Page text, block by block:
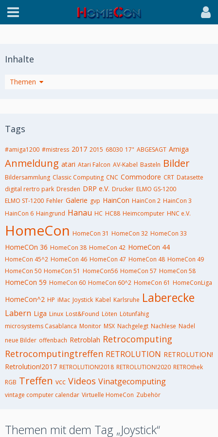
Inhalte
Themen
Tags
#amiga1200 #mistress 2017 2015 68030 17" ABGESAGT Amiga
Anmeldung atari Atari Falcon AV-Kabel Basteln Bilder
Bildersammlung Classic Computing CNC Commodore CRT Datasette
digital rertro park Dresden DRP e.V. Drucker ELMO GS-1200
ELMO ST-1200 Fehler Galerie gvp HainCon HainCon 2 HainCon 3
HainCon 6 Haingrund Hanau HC HC88 Heimcomputer HNC e.V.
HomeCon HomeCon 31 HomeCon 32 HomeCon 33
HomeCOn 36 HomeCon 38 HomeCon 42 HomeCon 44
HomeCon 45^2 HomeCon 46 HomeCon 47 HomeCon 48 HomeCon 49
HomeCon 50 HomeCon 51 HomeCon56 HomeCon 57 HomeCon 58
HomeCon 59 HomeCon 60 HomeCon 60^2 HomeCon 61 HomeConLiga
HomeCon^2 HP iMac Joystick Kabel Karlsruhe Laberecke
Labern Liga Linux Lost&Found Löten Lötunfähig
microsystems Casablanca Monitor MSX Nachgelegt Nachlese Nadel
neue Bilder offenbach Retroblah Retrocomputing
Retrocomputingtreffen RETROLUTION RETROLUTION!
Retrolution!2017 RETROLUTION!2018 RETROLUTION!2020 RETROthek
RGB Treffen vcc Videos Vinatgecomputing
vintage computer calendar Virtuelle HomeCon Zubehör
Themen mit dem Tag „Joystick“